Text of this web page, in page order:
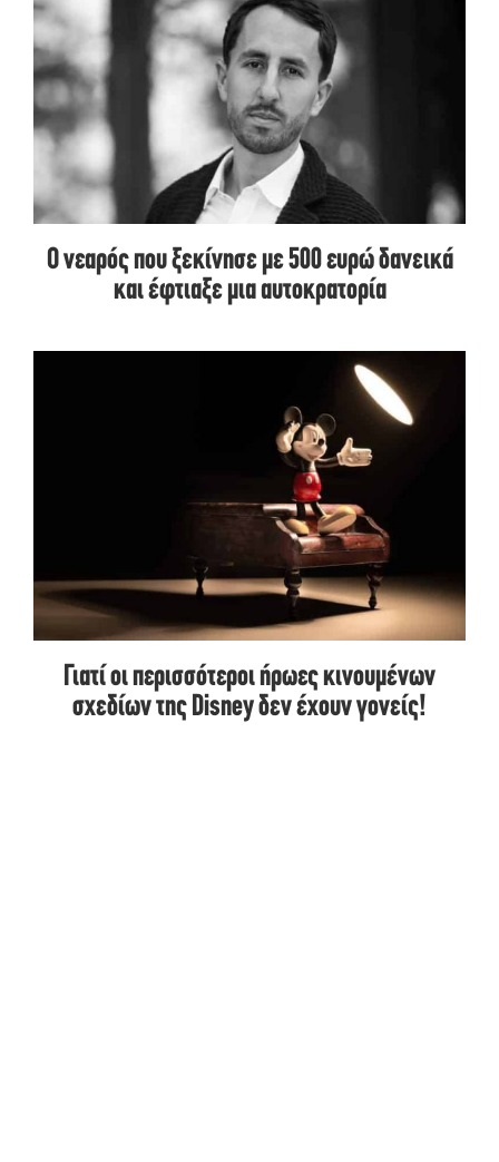
Ο νεαρός που ξεκίνησε με 500 ευρώ δανεικά
και έφτιαξε μια αυτοκρατορία
Γιατί οι περισσότεροι ήρωες κινουμένων
σχεδίων της Disney δεν έχουν γονείς!